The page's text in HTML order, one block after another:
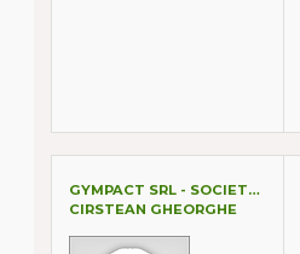
GYMPACT SRL - SOCIETATE IN REORGANIZARE
CIRSTEAN GHEORGHE